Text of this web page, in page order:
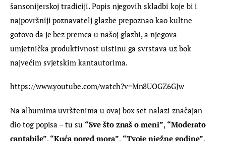
šansonijerskoj tradiciji. Popis njegovih skladbi koje bi i
najpovršniji poznavatelj glazbe prepoznao kao kultne
gotovo da je bez premca u našoj glazbi, a njegova
umjetnička produktivnost uistinu ga svrstava uz bok
najvećim svjetskim kantautorima.
https://www.youtube.com/watch?v=Mn8UOGZ6GJw
Na albumima uvrštenima u ovaj box set nalazi značajan
dio tog popisa – tu su “Sve što znaš o meni”, “Moderato
cantabile”, “Kuća pored mora”, “Tvoje nježne godine”,